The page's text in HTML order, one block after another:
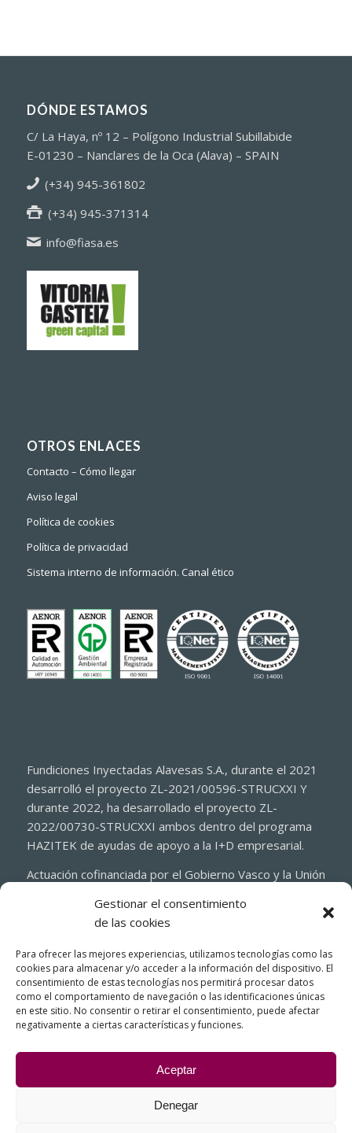
Gestionar el consentimiento
de las cookies
Para ofrecer las mejores experiencias, utilizamos tecnologías como las
cookies para almacenar y/o acceder a la información del dispositivo. El
consentimiento de estas tecnologías nos permitirá procesar datos
como el comportamiento de navegación o las identificaciones únicas
en este sitio. No consentir o retirar el consentimiento, puede afectar
negativamente a ciertas características y funciones.
Aceptar
Denegar
DÓNDE ESTAMOS
C/ La Haya, nº 12 – Polígono Industrial Subillabide
E-01230 – Nanclares de la Oca (Alava) – SPAIN
(+34) 945-361802
(+34) 945-371314
info@fiasa.es
OTROS ENLACES
Contacto – Cómo llegar
Aviso legal
Política de cookies
Política de privacidad
Sistema interno de información. Canal ético
Fundiciones Inyectadas Alavesas S.A., durante el 2021
desarrolló el proyecto ZL-2021/00596-STRUCXXI Y
durante 2022, ha desarrollado el proyecto ZL-
2022/00730-STRUCXXI ambos dentro del programa
HAZITEK de ayudas de apoyo a la I+D empresarial.
Actuación cofinanciada por el Gobierno Vasco y la Unión
Regional 2021-2027 (FEDER)
© Copyright - FIASA, Fundición Inyectada de Aluminio para la Industria